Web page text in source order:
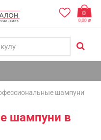
0
0,00
шампуни
шампуни в